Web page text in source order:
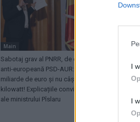
I
I
Main
Sabotaj grav al PNRR, de către tabăra
anti-europeană PSD-AUR: pierdem 5
miliarde de euro și nu câștigăm niciun
kilowatt! Explicațiile convingătoare
ale ministrului Pîslaru
News
în